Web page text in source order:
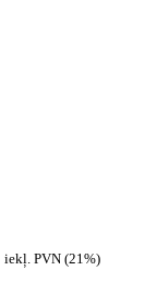
iekļ. PVN (21%)